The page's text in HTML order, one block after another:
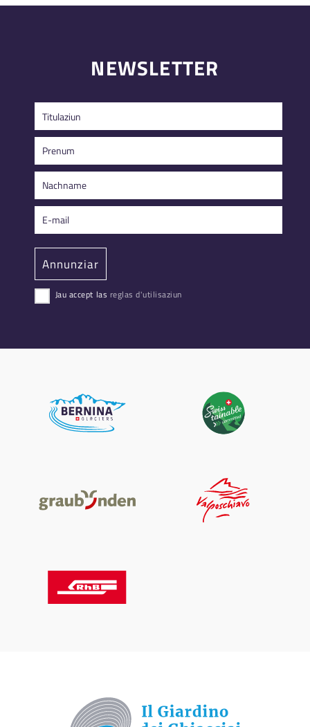
NEWSLETTER
Jau accept las reglas d'utilisaziun